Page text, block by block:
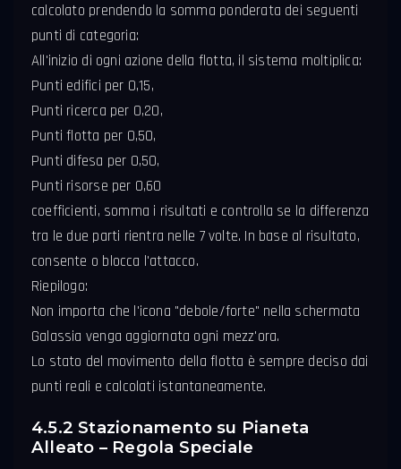
calcolato prendendo la somma ponderata dei seguenti
punti di categoria:
All'inizio di ogni azione della flotta, il sistema moltiplica:
Punti edifici per 0,15,
Punti ricerca per 0,20,
Punti flotta per 0,50,
Punti difesa per 0,50,
Punti risorse per 0,60
coefficienti, somma i risultati e controlla se la differenza
tra le due parti rientra nelle 7 volte. In base al risultato,
consente o blocca l'attacco.
Riepilogo:
Non importa che l'icona "debole/forte" nella schermata
Galassia venga aggiornata ogni mezz'ora.
Lo stato del movimento della flotta è sempre deciso dai
punti reali e calcolati istantaneamente.
4.5.2 Stazionamento su Pianeta
Alleato – Regola Speciale